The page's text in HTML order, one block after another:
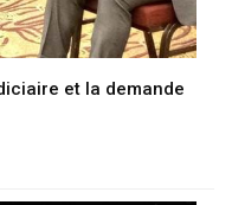
et la demande